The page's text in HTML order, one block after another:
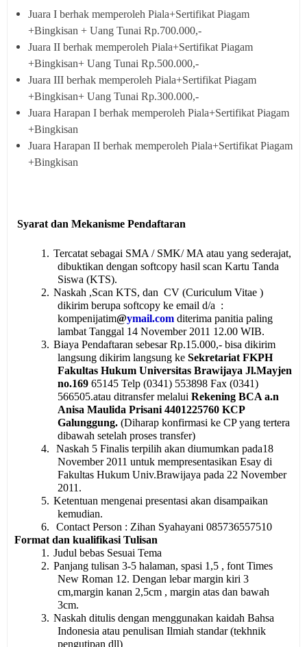
Juara I berhak memperoleh Piala+Sertifikat Piagam
+Bingkisan + Uang Tunai Rp.700.000,-
Juara II berhak memperoleh Piala+Sertifikat Piagam
+Bingkisan+ Uang Tunai Rp.500.000,-
Juara III berhak memperoleh Piala+Sertifikat Piagam
+Bingkisan+ Uang Tunai Rp.300.000,-
Juara Harapan I berhak memperoleh Piala+Sertifikat Piagam
+Bingkisan
Juara Harapan II berhak memperoleh Piala+Sertifikat Piagam
+Bingkisan
Syarat dan Mekanisme Pendaftaran
1. Tercatat sebagai SMA / SMK/ MA atau yang sederajat,
dibuktikan dengan softcopy hasil scan Kartu Tanda
Siswa (KTS).
2. Naskah ,Scan KTS, dan CV (Curiculum Vitae )
dikirim berupa softcopy ke email d/a :
kompenijatim@ymail.com diterima panitia paling
lambat Tanggal 14 November 2011 12.00 WIB.
3. Biaya Pendaftaran sebesar Rp.15.000,- bisa dikirim
langsung dikirim langsung ke Sekretariat FKPH
Fakultas Hukum Universitas Brawijaya Jl.Mayjen
no.169 65145 Telp (0341) 553898 Fax (0341)
566505.atau ditransfer melalui Rekening BCA a.n
Anisa Maulida Prisani 4401225760 KCP
Galunggung. (Diharap konfirmasi ke CP yang tertera
dibawah setelah proses transfer)
4.
Naskah 5 Finalis terpilih akan diumumkan pada18
November 2011 untuk mempresentasikan Esay di
Fakultas Hukum Univ.Brawijaya pada 22 November
2011.
5. Ketentuan mengenai presentasi akan disampaikan
kemudian.
6.
Contact Person : Zihan Syahayani 085736557510
Format dan kualifikasi Tulisan
1. Judul bebas Sesuai Tema
2. Panjang tulisan 3-5 halaman, spasi 1,5 , font Times
New Roman 12. Dengan lebar margin kiri 3
cm,margin kanan 2,5cm , margin atas dan bawah
3cm.
3. Naskah ditulis dengan menggunakan kaidah Bahsa
Indonesia atau penulisan Ilmiah standar (tekhnik
pengutipan dll)